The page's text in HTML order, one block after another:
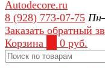
8 (928) 773-07-75
Заказать обратный
Корзина
0 руб.